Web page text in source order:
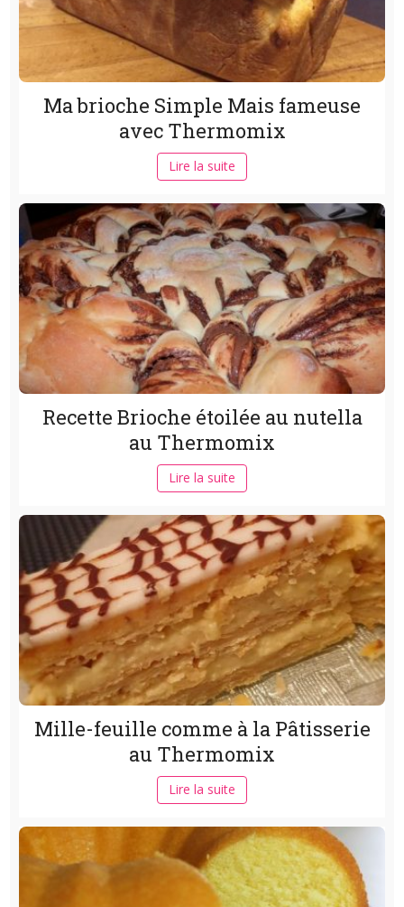
Ma brioche Simple Mais fameuse
avec Thermomix
Lire la suite
Recette Brioche étoilée au nutella
au Thermomix
Lire la suite
Mille-feuille comme à la Pâtisserie
au Thermomix
Lire la suite